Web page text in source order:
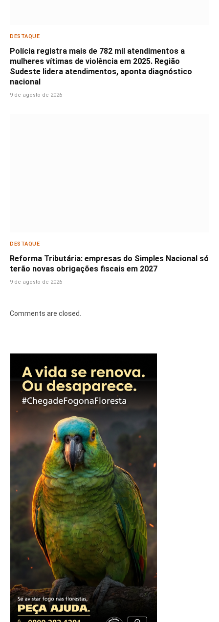
DESTAQUE
Polícia registra mais de 782 mil atendimentos a
mulheres vítimas de violência em 2025. Região
Sudeste lidera atendimentos, aponta diagnóstico
nacional
9 de agosto de 2026
DESTAQUE
Reforma Tributária: empresas do Simples Nacional só
terão novas obrigações fiscais em 2027
9 de agosto de 2026
Comments are closed.